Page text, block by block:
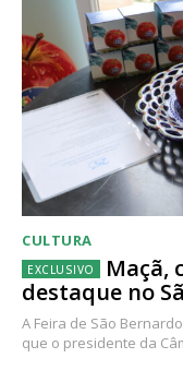
CULTURA
Maçã,
destaque no
A Feira de São
que o presidente da